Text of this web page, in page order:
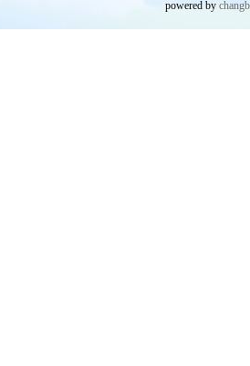
powered by